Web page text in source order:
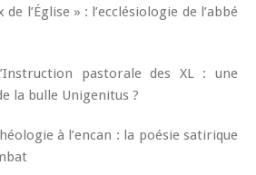
l’Église » : l’ecclésiologie de l’abbé
pastorale des XL : une
la bulle Unigenitus ?
à l’encan : la poésie satirique